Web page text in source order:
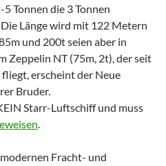
Tonnen die 3 Tonnen
Länge wird mit 122 Metern
und 200t seien aber in
Zeppelin NT (75m, 2t), der seit
erscheint der Neue
Bruder.
Starr-Luftschiff und muss
.
Fracht- und